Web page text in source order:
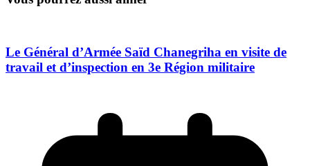
Le Général d’Armée Saïd Chanegriha en visite de
travail et d’inspection en 3e Région militaire